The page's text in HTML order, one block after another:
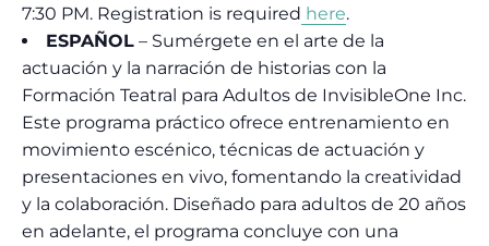
7:30 PM. Registration is required here.
ESPAÑOL – Sumérgete en el arte de la
actuación y la narración de historias con la
Formación Teatral para Adultos de InvisibleOne Inc.
Este programa práctico ofrece entrenamiento en
movimiento escénico, técnicas de actuación y
presentaciones en vivo, fomentando la creatividad
y la colaboración. Diseñado para adultos de 20 años
en adelante, el programa concluye con una